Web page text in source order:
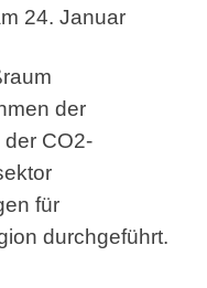
24. Januar
der
CO2-
für
durchgeführt.